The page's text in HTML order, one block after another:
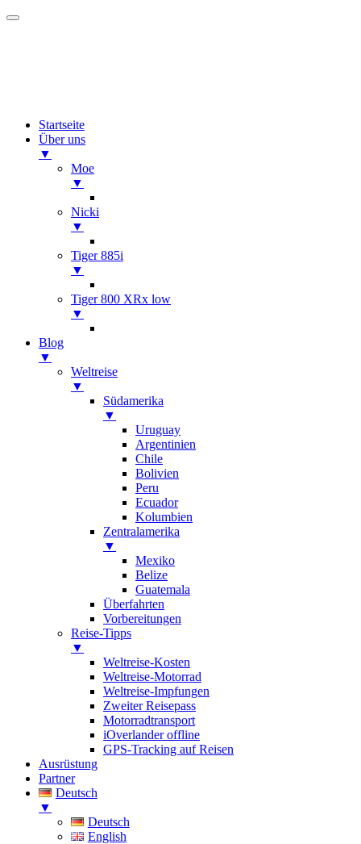
Startseite
Über uns
▼
Moe
▼
Nicki
▼
Tiger 885i
▼
Tiger 800 XRx low
▼
Blog
▼
Weltreise
▼
Südamerika
▼
Uruguay
Argentinien
Chile
Bolivien
Peru
Ecuador
Kolumbien
Zentralamerika
▼
Mexiko
Belize
Guatemala
Überfahrten
Vorbereitungen
Reise-Tipps
▼
Weltreise-Kosten
Weltreise-Motorrad
Weltreise-Impfungen
Zweiter Reisepass
Motorradtransport
iOverlander offline
GPS-Tracking auf Reisen
Ausrüstung
Partner
Deutsch
▼
Deutsch
English